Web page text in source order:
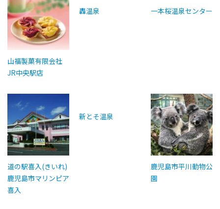
山福製菓有限会社
JR中央駅店
轟温泉 一本桜温泉センター
道の駅喜入(きいれ)
鹿児島市マリンピア
喜入
新とそ温泉
鹿児島市平川動物公
園